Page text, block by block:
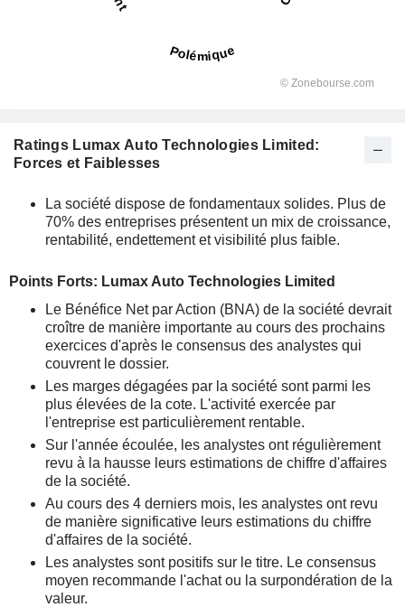
Ratings Lumax Auto Technologies Limited:
Forces et Faiblesses
La société dispose de fondamentaux solides. Plus de
70% des entreprises présentent un mix de croissance,
rentabilité, endettement et visibilité plus faible.
Points Forts: Lumax Auto Technologies Limited
Le Bénéfice Net par Action (BNA) de la société devrait
croître de manière importante au cours des prochains
exercices d'après le consensus des analystes qui
couvrent le dossier.
Les marges dégagées par la société sont parmi les
plus élevées de la cote. L'activité exercée par
l'entreprise est particulièrement rentable.
Sur l'année écoulée, les analystes ont régulièrement
revu à la hausse leurs estimations de chiffre d'affaires
de la société.
Au cours des 4 derniers mois, les analystes ont revu
de manière significative leurs estimations du chiffre
d'affaires de la société.
Les analystes sont positifs sur le titre. Le consensus
moyen recommande l'achat ou la surpondération de la
valeur.